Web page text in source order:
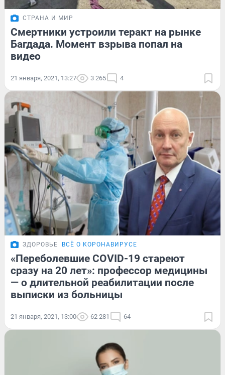
СТРАНА И МИР
Смертники устроили теракт на рынке
Багдада. Момент взрыва попал на
видео
21 января, 2021, 13:27 3 265 4
ЗДОРОВЬЕ ВСЁ О КОРОНАВИРУСЕ
«Переболевшие COVID-19 стареют
сразу на 20 лет»: профессор медицины
— о длительной реабилитации после
выписки из больницы
21 января, 2021, 13:00 62 281 64